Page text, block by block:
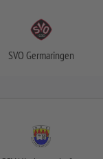
SVO Germaringen